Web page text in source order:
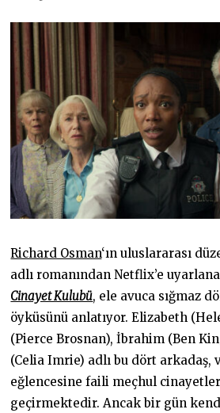
Richard Osman‘ın uluslararası
adlı romanından Netflix’e
Cinayet Kulubü, ele avuca sığmaz
öyküsünü anlatıyor. Elizabeth
(Pierce Brosnan), İbrahim (Ben
(Celia Imrie) adlı bu dört
eğlencesine faili meçhul
geçirmektedir. Ancak bir gün